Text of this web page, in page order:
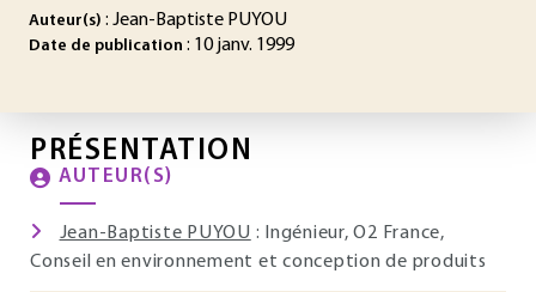
Auteur(s) : Jean-Baptiste PUYOU
Date de publication : 10 janv. 1999
PRÉSENTATION
AUTEUR(S)
Jean-Baptiste PUYOU : Ingénieur, O2 France,
Conseil en environnement et conception de produits